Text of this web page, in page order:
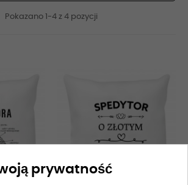
Pokazano 1-4 z 4 pozycji
prywatność